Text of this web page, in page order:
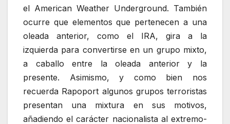
el American Weather Underground. También
ocurre que elementos que pertenecen a una
oleada anterior, como el IRA, gira a la
izquierda para convertirse en un grupo mixto,
a caballo entre la oleada anterior y la
presente. Asimismo, y como bien nos
recuerda Rapoport algunos grupos terroristas
presentan una mixtura en sus motivos,
añadiendo el carácter nacionalista al extremo-